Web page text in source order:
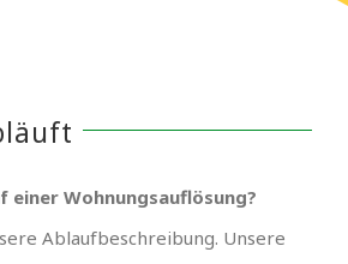
einer Wohnungsauflösung?
Ablaufbeschreibung. Unsere